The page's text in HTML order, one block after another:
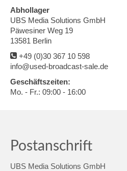
Abhollager
UBS Media Solutions GmbH
Päwesiner Weg 19
13581 Berlin
+49 (0)30 367 10 598
info@used-broadcast-sale.de
Geschäftszeiten:
Mo. - Fr.: 09:00 - 16:00
Postanschrift
UBS Media Solutions GmbH